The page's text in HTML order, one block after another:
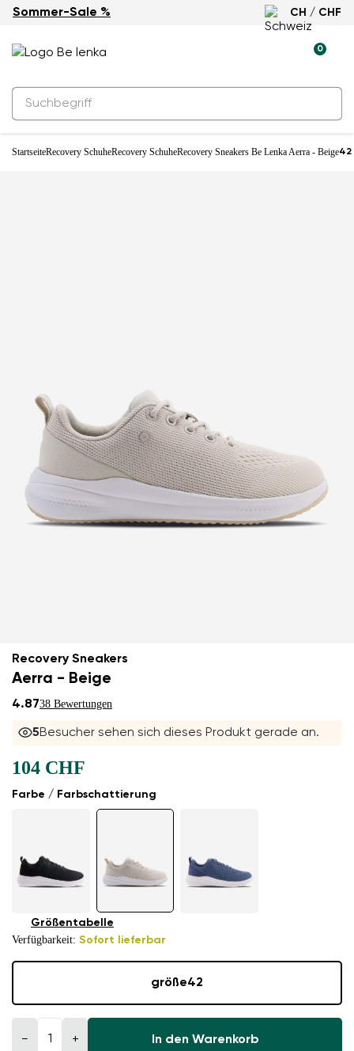
Sommer-Sale % CH / CHF
0
StartseiteRecovery SchuheRecovery SchuheRecovery Sneakers Be Lenka Aerra - Beige42
Recovery Sneakers
Aerra - Beige
4.8738 Bewertungen
5Besucher sehen sich dieses Produkt gerade an.
Farbe / Farbschattierung
104 CHF
Verfügbarkeit: Sofort lieferbar
Größentabelle
größe42
− + In den Warenkorb